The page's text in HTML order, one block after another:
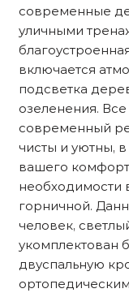
современные
уличными
включается
подсветка
озеленения.
современный
чисты и уютны,
вашего
необходимости
горничной.
человек,
укомплектован
двуспальную